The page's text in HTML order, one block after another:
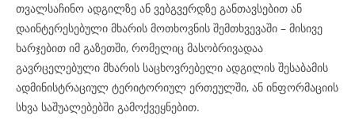
თვალსაჩინო ადგილზე ან ვებგვერდზე განთავსებით ან
დაინტერესებული მხარის მოთხოვნის შემთხვევაში – მისივე
ხარჯებით იმ გაზეთში, რომელიც მასობრივადაა
გავრცელებული მხარის საცხოვრებელი ადგილის შესაბამის
ადმინისტრაციულ ტერიტორიულ ერთეულში, ან ინფორმაციის
სხვა საშუალებებში გამოქვეყნებით.